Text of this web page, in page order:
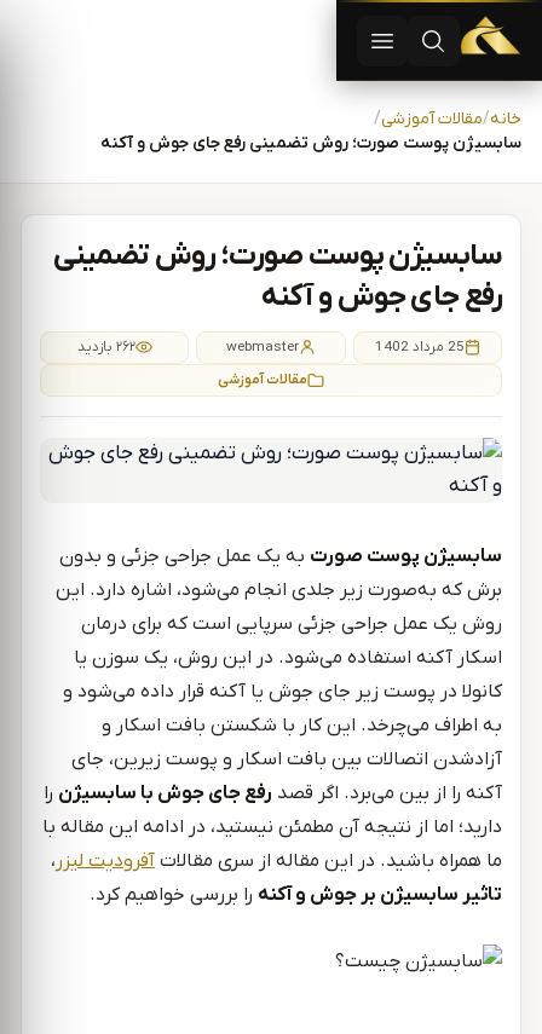
پرش به محتوا
دستگاه لیزر موهای زاید | دستگاه لاغری | آفرودیت لیزر —
باز کردن جستجو
باز کردن منو
خانه مقالات آموزشی
سابسیژن پوست صورت؛ روش تضمینی رفع جای جوش و آکنه
سابسیژن پوست صورت؛ روش تضمینی
رفع جای جوش و آکنه
25 مرداد 1402 webmaster
۲۶۲ بازدید
مقالات آموزشی
سابسیژن پوست صورت به یک عمل جراحی جزئی و بدون
برش که به‌صورت زیر جلدی انجام می‌شود، اشاره دارد. این
روش یک عمل جراحی جزئی سرپایی است که برای درمان
اسکار آکنه استفاده می‌شود. در این روش، یک سوزن یا
کانولا در پوست زیر جای جوش یا آکنه قرار داده می‌شود و
به اطراف می‌چرخد. این کار با شکستن بافت اسکار و
آزادشدن اتصالات بین بافت اسکار و پوست زیرین، جای
آکنه را از بین می‌برد. اگر قصد رفع جای جوش با سابسیژن را
دارید؛ اما از نتیجه آن مطمئن نیستید، در ادامه این مقاله با
ما همراه باشید. در این مقاله از سری مقالات آفرودیت لیزر ،
تاثیر سابسیژن بر جوش و آکنه را بررسی خواهیم کرد.